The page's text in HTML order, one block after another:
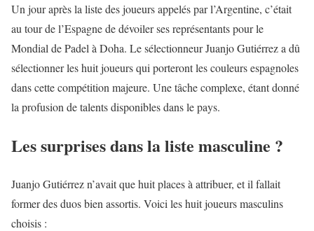
Un jour après la liste des joueurs appelés par l’Argentine, c’était
au tour de l’Espagne de dévoiler ses représentants pour le
Mondial de Padel à Doha. Le sélectionneur Juanjo Gutiérrez a dû
sélectionner les huit joueurs qui porteront les couleurs espagnoles
dans cette compétition majeure. Une tâche complexe, étant donné
la profusion de talents disponibles dans le pays.
Les surprises dans la liste masculine ?
Juanjo Gutiérrez n’avait que huit places à attribuer, et il fallait
former des duos bien assortis. Voici les huit joueurs masculins
choisis :